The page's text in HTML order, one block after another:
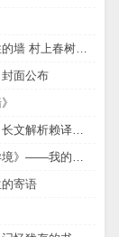
面公布
寄语